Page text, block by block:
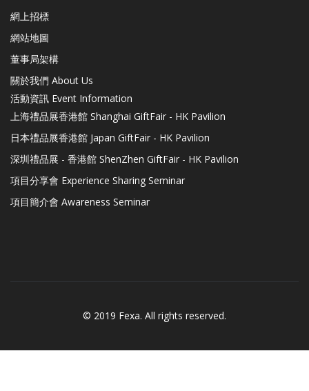
網上招標
網站地圖
董事局架構
關於我們 About Us
活動資訊 Event Information
上海禮品展香港館 Shanghai GiftFair - HK Pavilion
日本禮品展香港館 Japan GiftFair - HK Pavilion
深圳禮品展 - 香港館 ShenZhen GiftFair - HK Pavilion
項目分享會 Experience Sharing Seminar
項目簡介會 Awareness Seminar
© 2019 Fexa. All rights reserved.